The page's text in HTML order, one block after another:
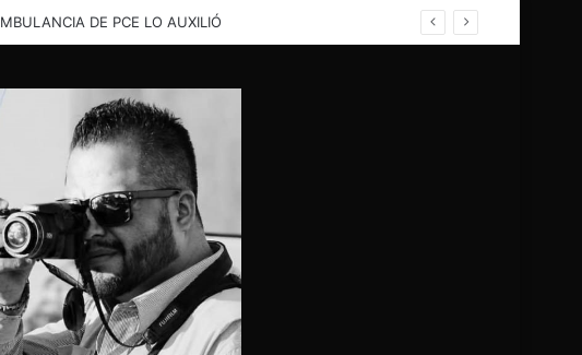
Santa Catarina; PC evalua problema para buscar solución